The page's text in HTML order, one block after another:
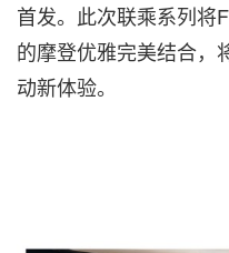
首发。此次联乘系列将
的摩登优雅完美结合，
动新体验。